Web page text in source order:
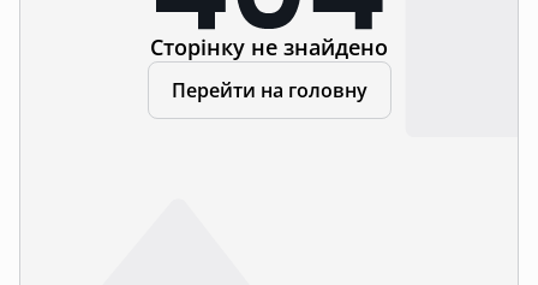
Сторінку не знайдено
Перейти на головну